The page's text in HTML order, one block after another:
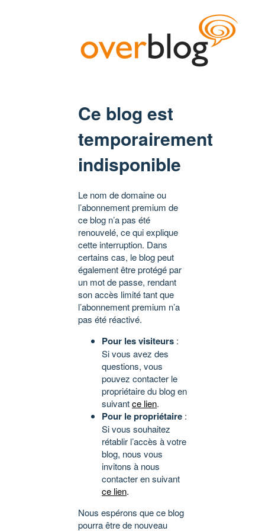
Ce blog est
temporairement
indisponible
Le nom de domaine ou
l’abonnement premium de
ce blog n’a pas été
renouvelé, ce qui explique
cette interruption. Dans
certains cas, le blog peut
également être protégé par
un mot de passe, rendant
son accès limité tant que
l’abonnement premium n’a
pas été réactivé.
Pour les visiteurs :
Si vous avez des
questions, vous
pouvez contacter le
propriétaire du blog en
suivantce lien.
Pour le propriétaire :
Si vous souhaitez
rétablir l’accès à votre
blog, nous vous
invitons à nous
contacter en suivant
ce lien.
Nous espérons que ce blog
pourra être de nouveau